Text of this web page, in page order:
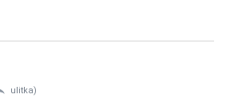
ulitka)